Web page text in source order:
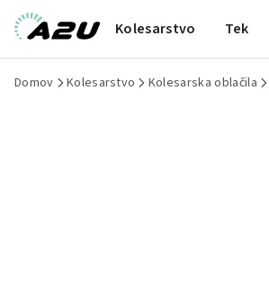
Kolesarstvo Tek
Domov Kolesarstvo Kolesarska oblačila